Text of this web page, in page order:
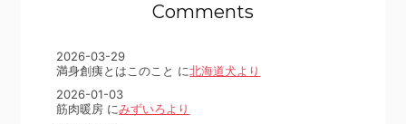
Comments
2026-03-29
満身創痍とはこのこと に北海道犬より
2026-01-03
筋肉暖房 にみずいろより